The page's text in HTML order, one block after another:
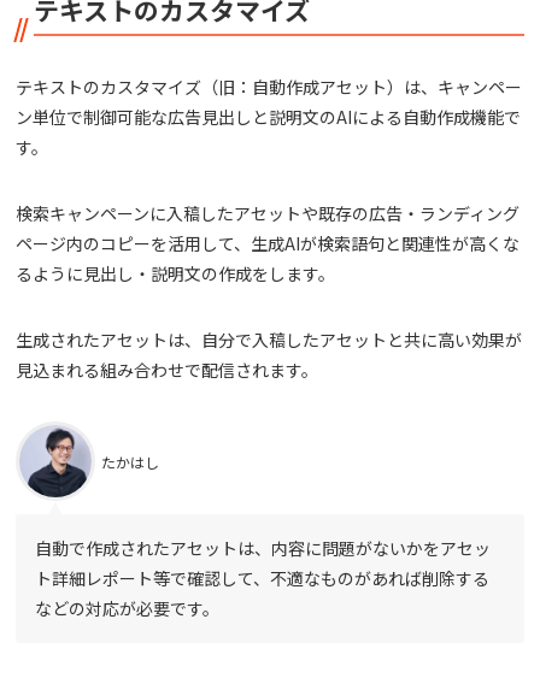
テキストのカスタマイズ
テキストのカスタマイズ（旧：自動作成アセット）は、キャンペー
ン単位で制御可能な広告見出しと説明文のAIによる自動作成機能で
す。
検索キャンペーンに入稿したアセットや既存の広告・ランディング
ページ内のコピーを活用して、生成AIが検索語句と関連性が高くな
るように見出し・説明文の作成をします。
生成されたアセットは、自分で入稿したアセットと共に高い効果が
見込まれる組み合わせで配信されます。
たかはし
自動で作成されたアセットは、内容に問題がないかをアセッ
ト詳細レポート等で確認して、不適なものがあれば削除する
などの対応が必要です。